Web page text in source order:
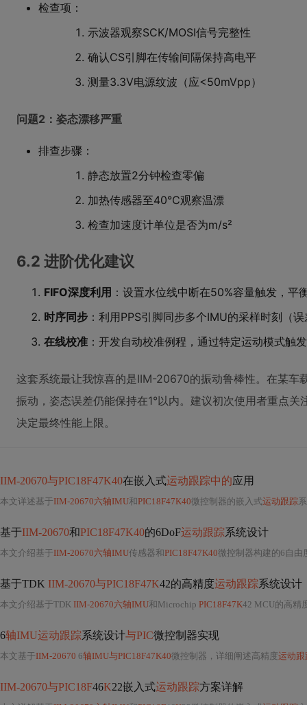
检查项：
示波器观察SCK/MOSI信号完整性
确认CS引脚在传输间隔保持高电平
测量3.3V电源纹波（应<50mVpp）
问题2：姿态漂移严重
排查步骤：
静态放置2分钟检查零偏
加热传感器至40℃观察温漂
检查加速度计单位是否为m/s²
6.2 进阶优化建议
FIFO深度利用 ：设置水位线中断在50%容量触发，平
时序同步 ：利用PPS引脚同步多个IMU的采样时刻（
在线校准 ：开发自动校准例程，通过特定运动模式触发
这套系统最让我惊喜的是IIM-20670的振动鲁棒性。在某车
振动，姿态误差仍能保持在1°以内。建议初次使用者重点
决定最终性能上限。
IIM-20670与PIC18F47K40在嵌入式运动跟踪中的应用
本文详述基于IIM-20670六轴IMU和PIC18F47K40微控制器的嵌入式运动跟踪系统设
基于IIM-20670和PIC18F47K40的6DoF运动跟踪系统设计
本文介绍基于IIM-20670六轴IMU传感器和PIC18F47K40微控制器构建的6自由
基于TDK IIM-20670与PIC18F47K42的高精度运动跟踪系统设计
本文介绍基于TDK IIM-20670六轴IMU和Microchip PIC18F47K42 MCU的高精
6轴IMU运动跟踪系统设计与PIC微控制器实现
本文基于IIM-20670 6轴IMU与PIC18F47K40微控制器，详细阐述高精度运动跟
IIM-20670与PIC18F46K22嵌入式运动跟踪方案详解